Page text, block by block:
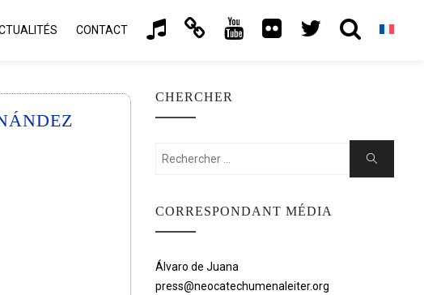
CONTACT
CHERCHER
Rechercher:
Chercher
CORRESPONDANT MÉDIA
Álvaro de Juana
press@neocatechumenaleiter.org